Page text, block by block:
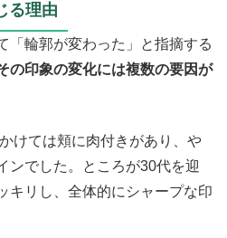
る理由
「輪郭が変わった」と指摘する
の印象の変化には複数の要因が
けては頬に肉付きがあり、や
ンでした。ところが30代を迎
キリし、全体的にシャープな印